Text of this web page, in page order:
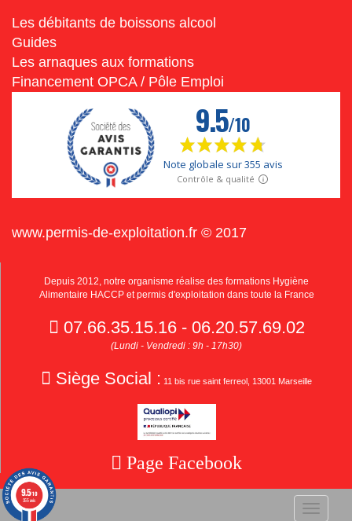
Les débitants de boissons alcool
Guides
Les arnaques aux formations
Financement OPCA / Pôle Emploi
www.permis-de-exploitation.fr © 2017
Depuis 2012, notre organisme réalise des formations Hygiène
Alimentaire HACCP et permis d'exploitation dans toute la France
07.66.35.15.16 - 06.20.57.69.02
(Lundi - Vendredi : 9h - 17h30)
Siège Social : 11 bis rue saint ferreol, 13001 Marseille
Page Facebook
Toggle
9.5/10
355 avis